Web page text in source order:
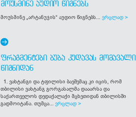
ᲛᲝᲣᲡᲛᲘᲜᲔ ᲐᲣᲓᲘᲝ ᲬᲘᲒᲜᲔᲑᲡ
მოუსმინე „არტანუჯის“ აუდიო წიგნებს... ვრცლად >
ᲤᲠᲐᲒᲛᲔᲜᲢᲔᲑᲘ ᲑᲣᲑᲐ ᲙᲣᲓᲐᲕᲐᲡ ᲛᲝᲛᲐᲕᲐᲚᲘ
ᲬᲘᲒᲜᲘᲓᲐᲜ
1. ვახტანგი და ტფილისი ბავშვმაც კი იცის, რომ
თბილისი ვახტანგ გორგასალმა დააარსა და
საქართველოს დედაქალაქი მცხეთიდან თბილისში
გადმოიტანა. თუმცა... ვრცლად >